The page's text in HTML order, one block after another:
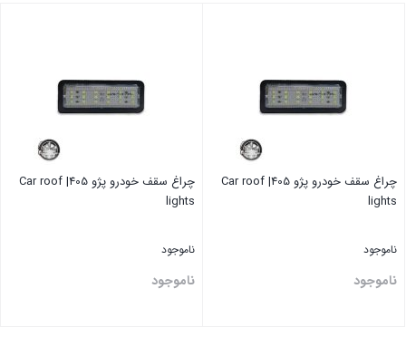
چراغ سقف خودرو پژو 405| Car roof
lights
ناموجود
ناموجود
چراغ سقف خودرو پژو 405| Car roof
lights
ناموجود
ناموجود